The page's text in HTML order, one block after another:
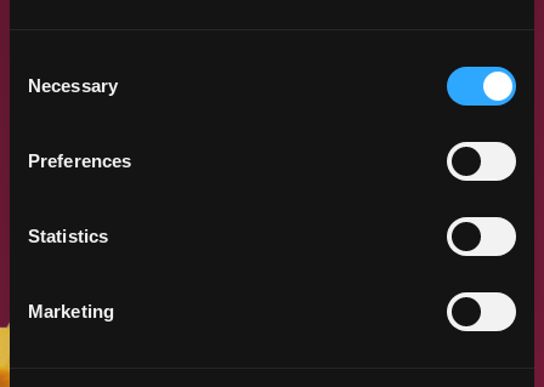
Selection
Necessary
Preferences
Statistics
Marketing